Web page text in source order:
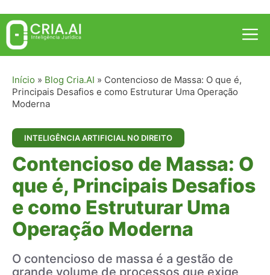
Pular
para
conteúdo
Início » Blog Cria.AI » Contencioso de Massa: O que é,
Principais Desafios e como Estruturar Uma Operação
Moderna
INTELIGÊNCIA ARTIFICIAL NO DIREITO
Contencioso de Massa: O
que é, Principais Desafios
e como Estruturar Uma
Operação Moderna
O contencioso de massa é a gestão de
grande volume de processos que exige